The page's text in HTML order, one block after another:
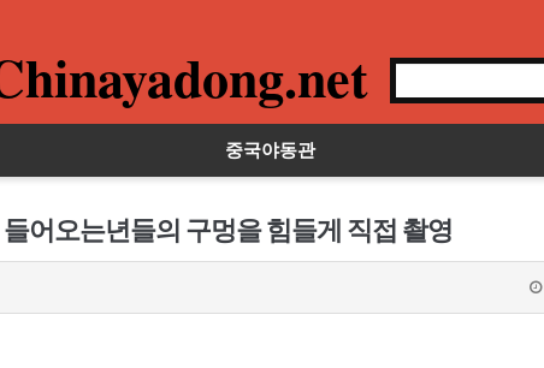
중국야동관
어오는년들의 구멍을 힘들게 직접 촬영